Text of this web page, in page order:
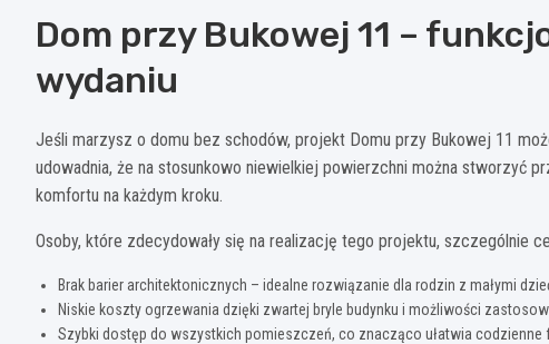
Dom przy Bukowej 11 –
wydaniu
Jeśli marzysz o domu bez schodów, projekt Domu przy Bukowej 11
udowadnia, że na stosunkowo niewielkiej powierzchni można stworzyć
komfortu na każdym kroku.
Osoby, które zdecydowały się na realizację tego projektu, szczególnie
Brak barier architektonicznych – idealne rozwiązanie dla rodzin z małymi
Niskie koszty ogrzewania dzięki zwartej bryle budynku i możliwości
Szybki dostęp do wszystkich pomieszczeń, co znacząco ułatwia codzienne